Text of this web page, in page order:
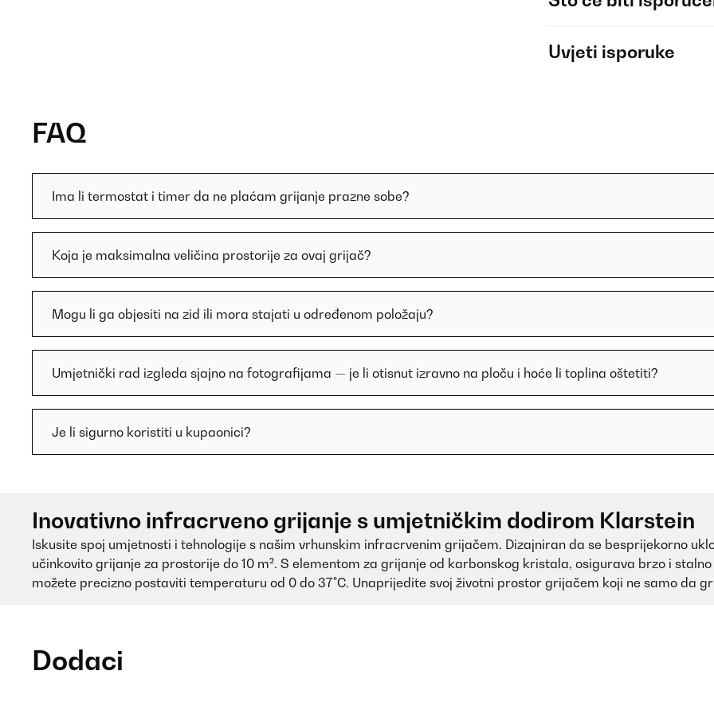
Uvjeti isporuke
FAQ
Ima li termostat i timer da ne plaćam grijanje prazne sobe?
Koja je maksimalna veličina prostorije za ovaj grijač?
Mogu li ga objesiti na zid ili mora stajati u određenom položaju?
Umjetnički rad izgleda sjajno na fotografijama — je li otisnut izravno na ploču i hoće li toplina oštetiti?
Je li sigurno koristiti u kupaonici?
Inovativno infracrveno grijanje s umjetničkim dodirom Klarstein
Iskusite spoj umjetnosti i tehnologije s našim vrhunskim infracrvenim grijačem. Dizajniran da se besprijekorno
učinkovito grijanje za prostorije do 10 m². S elementom za grijanje od karbonskog kristala, osigurava brzo i
možete precizno postaviti temperaturu od 0 do 37°C. Unaprijedite svoj životni prostor grijačem koji ne samo da
Dodaci